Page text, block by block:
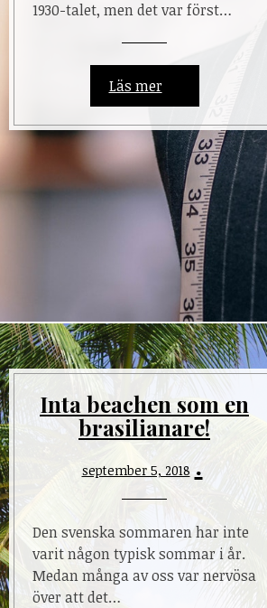
1930-talet, men det var först…
Läs mer
Inta beachen som en
brasilianare!
september 5, 2018
Den svenska sommaren har inte
varit någon typisk sommar i år.
Medan många av oss var nervösa
över att det…